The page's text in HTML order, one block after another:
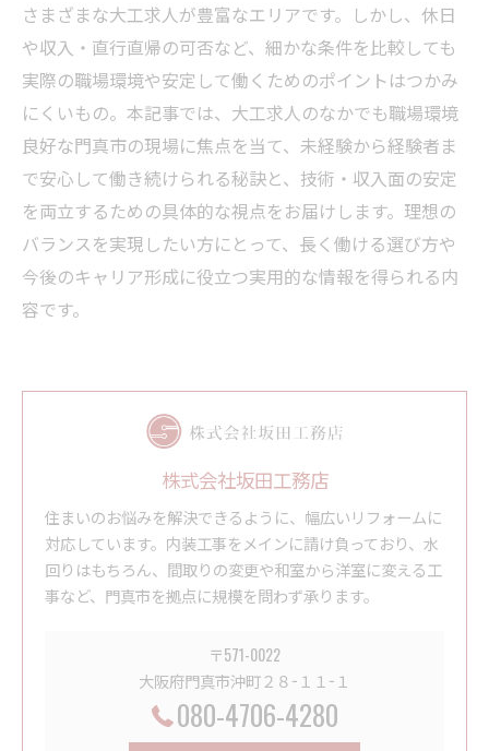
さまざまな大工求人が豊富なエリアです。しかし、休日
や収入・直行直帰の可否など、細かな条件を比較しても
実際の職場環境や安定して働くためのポイントはつかみ
にくいもの。本記事では、大工求人のなかでも職場環境
良好な門真市の現場に焦点を当て、未経験から経験者ま
で安心して働き続けられる秘訣と、技術・収入面の安定
を両立するための具体的な視点をお届けします。理想の
バランスを実現したい方にとって、長く働ける選び方や
今後のキャリア形成に役立つ実用的な情報を得られる内
容です。
株式会社坂田工務店
住まいのお悩みを解決できるように、幅広いリフォームに
対応しています。内装工事をメインに請け負っており、水
回りはもちろん、間取りの変更や和室から洋室に変える工
事など、門真市を拠点に規模を問わず承ります。
〒571-0022
大阪府門真市沖町２８−１１−１
080-4706-4280